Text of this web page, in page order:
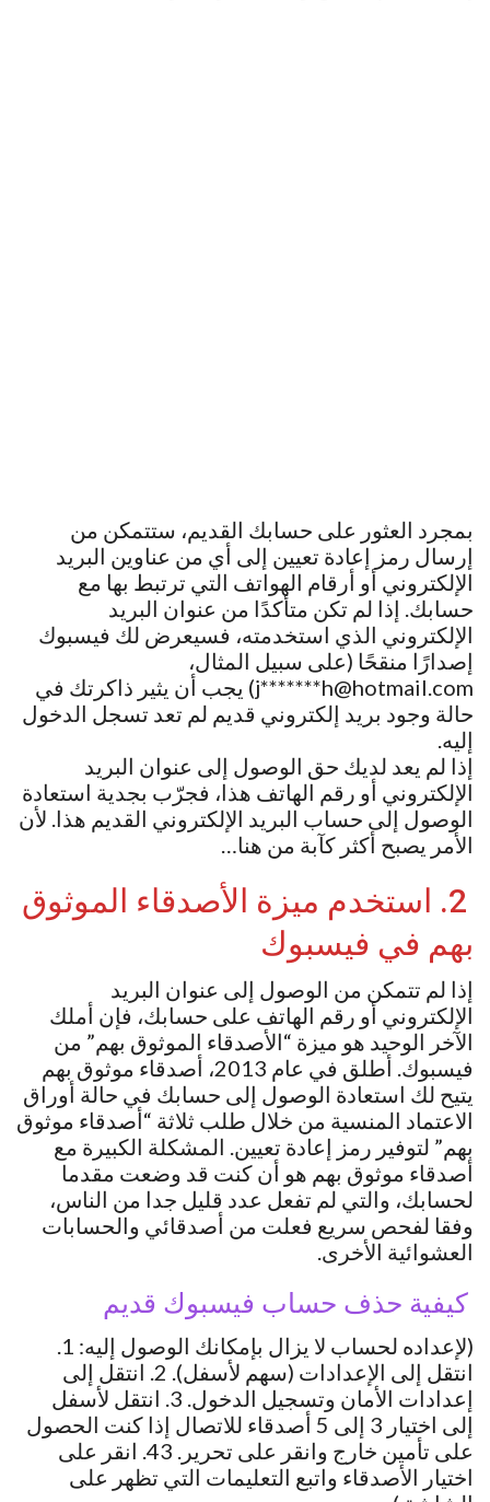
بمجرد العثور على حسابك القديم، ستتمكن من
إرسال رمز إعادة تعيين إلى أي من عناوين البريد
الإلكتروني أو أرقام الهواتف التي ترتبط بها مع
حسابك. إذا لم تكن متأكدًا من عنوان البريد
الإلكتروني الذي استخدمته، فسيعرض لك فيسبوك
إصدارًا منقحًا (على سبيل المثال،
j*******h@hotmail.com) يجب أن يثير ذاكرتك في
حالة وجود بريد إلكتروني قديم لم تعد تسجل الدخول
إليه.
إذا لم يعد لديك حق الوصول إلى عنوان البريد
الإلكتروني أو رقم الهاتف هذا، فجرّب بجدية استعادة
الوصول إلى حساب البريد الإلكتروني القديم هذا. لأن
الأمر يصبح أكثر كآبة من هنا…
2. استخدم ميزة الأصدقاء الموثوق
بهم في فيسبوك
إذا لم تتمكن من الوصول إلى عنوان البريد
الإلكتروني أو رقم الهاتف على حسابك، فإن أملك
الآخر الوحيد هو ميزة “الأصدقاء الموثوق بهم” من
فيسبوك. أطلق في عام 2013، أصدقاء موثوق بهم
يتيح لك استعادة الوصول إلى حسابك في حالة أوراق
الاعتماد المنسية من خلال طلب ثلاثة “أصدقاء موثوق
بهم” لتوفير رمز إعادة تعيين. المشكلة الكبيرة مع
أصدقاء موثوق بهم هو أن كنت قد وضعت مقدما
لحسابك، والتي لم تفعل عدد قليل جدا من الناس،
وفقا لفحص سريع فعلت من أصدقائي والحسابات
العشوائية الأخرى.
كيفية حذف حساب فيسبوك قديم
انتقل إلى الإعدادات (سهم لأسفل). 2. انتقل إلى
إعدادات الأمان وتسجيل الدخول. 3. انتقل لأسفل
إلى اختيار 3 إلى 5 أصدقاء للاتصال إذا كنت الحصول
على تأمين خارج وانقر على تحرير. 43. انقر على
اختيار الأصدقاء واتبع التعليمات التي تظهر على